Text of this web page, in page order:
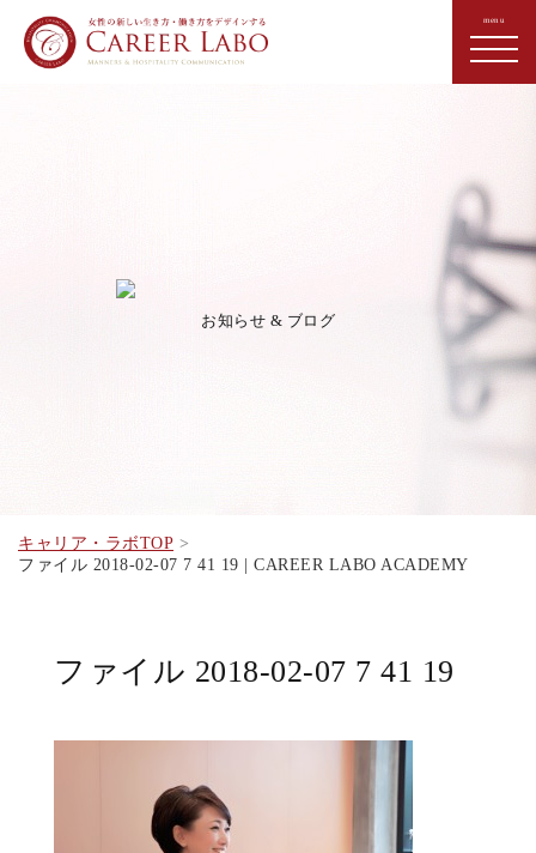
お知らせ & ブログ
キャリア・ラボTOP
ファイル 2018-02-07 7 41 19 | CAREER LABO ACADEMY
ファイル 2018-02-07 7 41 19